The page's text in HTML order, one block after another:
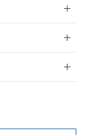
以下を必ずお読
ル類４
間は出
ら備考